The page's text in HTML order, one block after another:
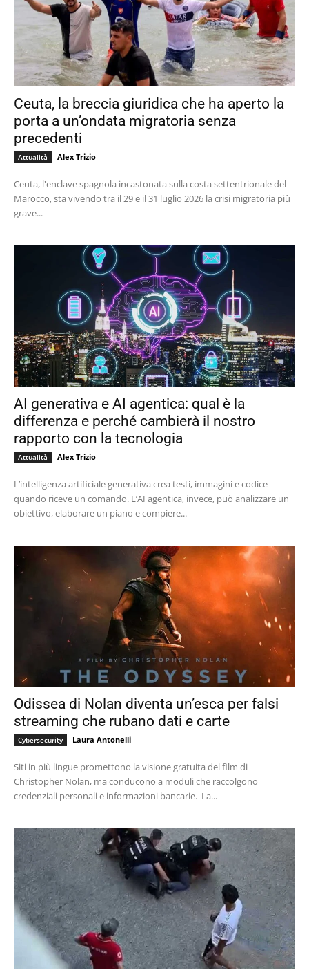
Ceuta, la breccia giuridica che ha aperto la
porta a un’ondata migratoria senza
precedenti
Attualità Alex Trizio
Ceuta, l'enclave spagnola incastonata sulla costa settentrionale del
Marocco, sta vivendo tra il 29 e il 31 luglio 2026 la crisi migratoria più
grave...
AI generativa e AI agentica: qual è la
differenza e perché cambierà il nostro
rapporto con la tecnologia
Attualità Alex Trizio
L’intelligenza artificiale generativa crea testi, immagini e codice
quando riceve un comando. L’AI agentica, invece, può analizzare un
obiettivo, elaborare un piano e compiere...
Odissea di Nolan diventa un’esca per falsi
streaming che rubano dati e carte
Cybersecurity Laura Antonelli
Siti in più lingue promettono la visione gratuita del film di
Christopher Nolan, ma conducono a moduli che raccolgono
credenziali personali e informazioni bancarie. La...